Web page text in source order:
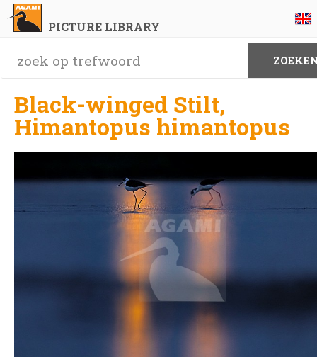
PICTURE LIBRARY
Black-winged Stilt,
Himantopus himantopus